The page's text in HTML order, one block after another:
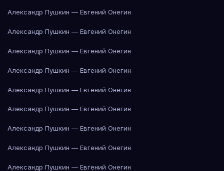
Александр Пушкин — Евгений Онегин
Александр Пушкин — Евгений Онегин
Александр Пушкин — Евгений Онегин
Александр Пушкин — Евгений Онегин
Александр Пушкин — Евгений Онегин
Александр Пушкин — Евгений Онегин
Александр Пушкин — Евгений Онегин
Александр Пушкин — Евгений Онегин
Александр Пушкин — Евгений Онегин